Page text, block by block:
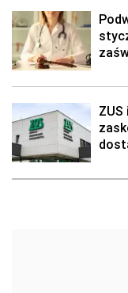
ZUS